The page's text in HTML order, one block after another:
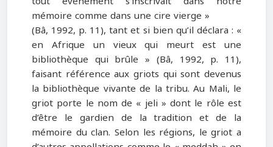
mémoire comme dans une cire vierge »
(Bâ, 1992, p. 11), tant et si bien qu’il déclara : «
en Afrique un vieux qui meurt est une
bibliothèque qui brûle » (Bâ, 1992, p. 11),
faisant référence aux griots qui sont devenus
la bibliothèque vivante de la tribu. Au Mali, le
griot porte le nom de « jeli » dont le rôle est
d’être le gardien de la tradition et de la
mémoire du clan. Selon les régions, le griot a